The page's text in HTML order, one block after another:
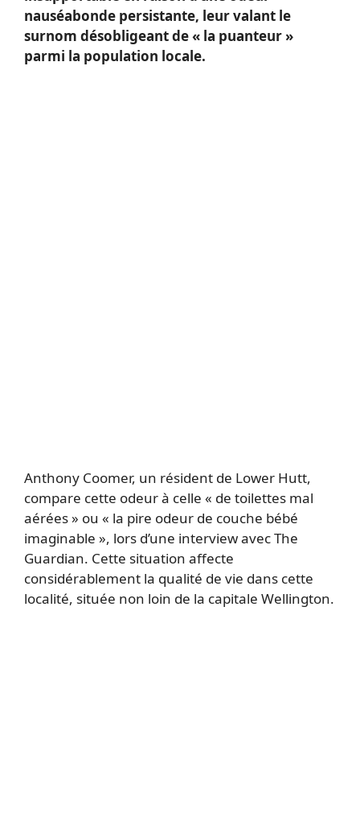
nauséabonde persistante, leur valant le
surnom désobligeant de « la puanteur »
parmi la population locale.
Anthony Coomer, un résident de Lower Hutt,
compare cette odeur à celle « de toilettes mal
aérées » ou « la pire odeur de couche bébé
imaginable », lors d’une interview avec The
Guardian. Cette situation affecte
considérablement la qualité de vie dans cette
localité, située non loin de la capitale Wellington.